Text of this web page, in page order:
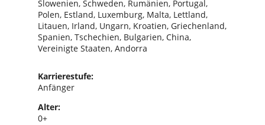
Slowenien, Schweden, Rumänien, Portugal,
Polen, Estland, Luxemburg, Malta, Lettland,
Litauen, Irland, Ungarn, Kroatien, Griechenland,
Spanien, Tschechien, Bulgarien, China,
Vereinigte Staaten, Andorra
Karrierestufe:
Anfänger
Alter:
0+